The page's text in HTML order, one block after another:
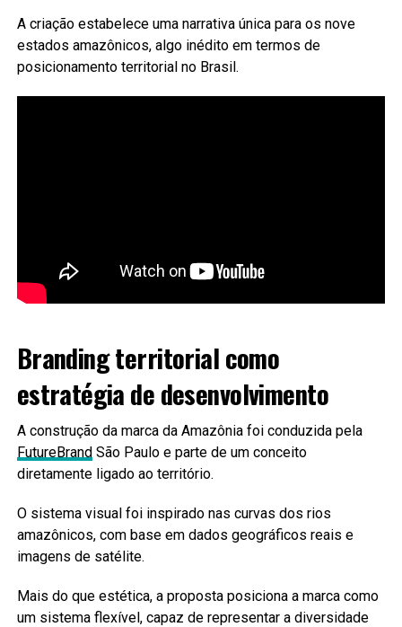
A criação estabelece uma narrativa única para os nove
estados amazônicos, algo inédito em termos de
posicionamento territorial no Brasil.
Branding territorial como
estratégia de desenvolvimento
A construção da marca da Amazônia foi conduzida pela
FutureBrandSão Paulo e parte de um conceito
diretamente ligado ao território.
O sistema visual foi inspirado nas curvas dos rios
amazônicos, com base em dados geográficos reais e
imagens de satélite.
Mais do que estética, a proposta posiciona a marca como
um sistema flexível, capaz de representar a diversidade